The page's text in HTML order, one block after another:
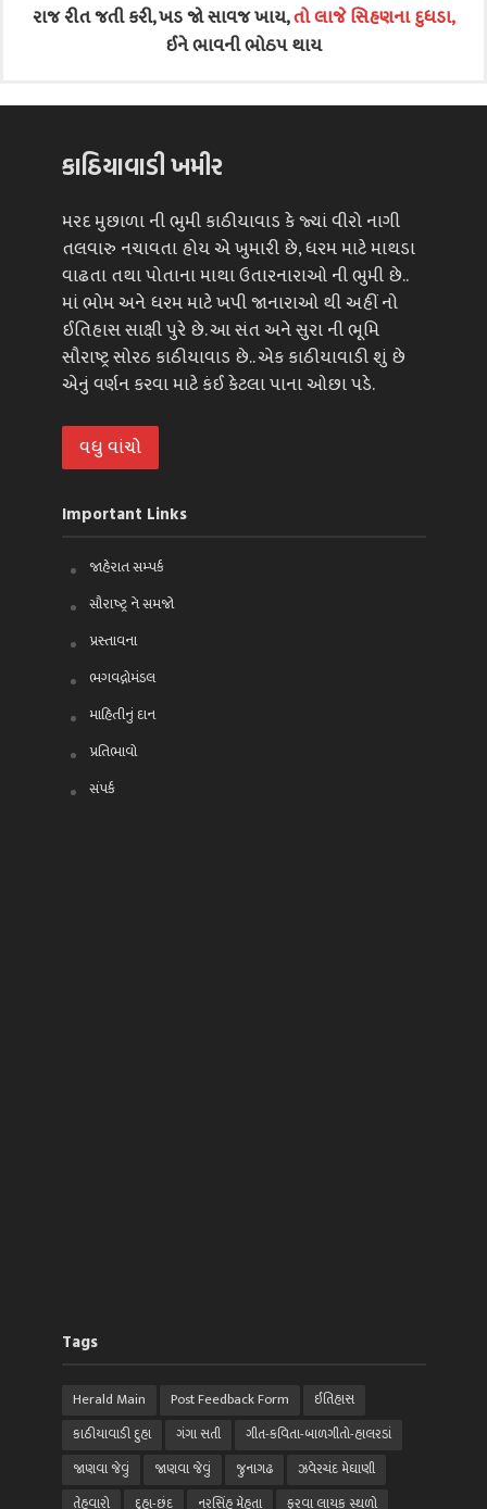
રાજ રીત જતી કરી, ખડ જો સાવજ ખાય,તો લાજે સિહણના દુધડા,
ઈને ભાવની ભોઠપ થાય
કાઠિયાવાડી ખમીર
મરદ મુછાળા ની ભુમી કાઠીયાવાડ કે જ્યાં વીરો નાગી
તલવારુ નચાવતા હોય એ ખુમારી છે, ધરમ માટે માથડા
વાઢતા તથા પોતાના માથા ઉતારનારાઓ ની ભુમી છે..
માં ભોમ અને ધરમ માટે ખપી જાનારાઓ થી અહીં નો
ઈતિહાસ સાક્ષી પુરે છે. આ સંત અને સુરા ની ભૂમિ
સૌરાષ્ટ્ર સોરઠ કાઠીયાવાડ છે.. એક કાઠીયાવાડી શું છે
એનું વર્ણન કરવા માટે કંઈ કેટલા પાના ઓછા પડે.
વધુ વાંચો
Important Links
જાહેરાત સમ્પર્ક
સૌરાષ્ટ્ર ને સમજો
પ્રસ્તાવના
ભગવદ્ગોમંડલ
માહિતીનું દાન
પ્રતિભાવો
સંપર્ક
Tags
Herald Main Post Feedback Form
ઈતિહાસ
કાઠીયાવાડી દુહા
ગંગા સતી
ગીત-કવિતા-બાળગીતો-હાલરડાં
જાણવા જેવું
જાણવા જેવું જુનાગઢ
ઝવેરચંદ મેઘાણી
તેહવારો
દુહા-છંદ નરસિંહ મેહતા ફરવા લાયક સ્થળો